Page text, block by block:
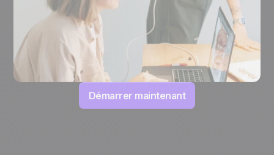
Démarrer maintenant